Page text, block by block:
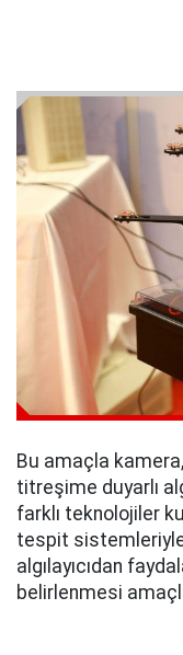
Bu amaçla
titreşime duyarlı
farklı teknolojiler
tespit
algılayıcıdan
belirlenmesi